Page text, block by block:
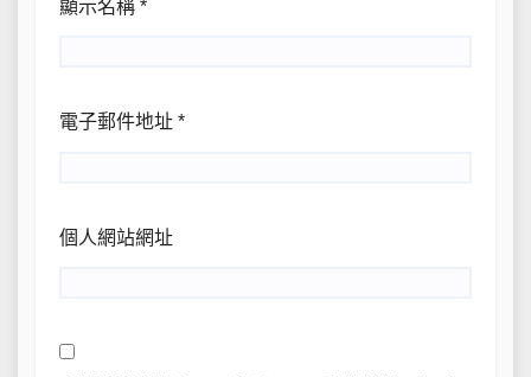
顯示名稱 *
電子郵件地址 *
個人網站網址